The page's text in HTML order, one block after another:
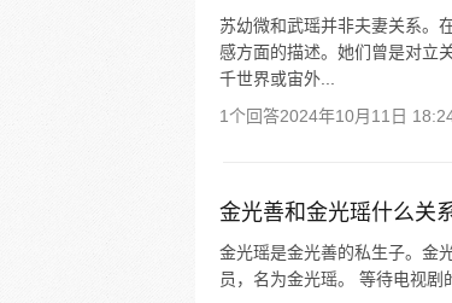
苏幼微和武瑶并非夫妻关系。
感方面的描述。她们曾是对立
千世界或宙外...
1个回答2024年10月11日
金光善和金光瑶什么关
金光瑶是金光善的私生子。金
员，名为金光瑶。 等待电视剧